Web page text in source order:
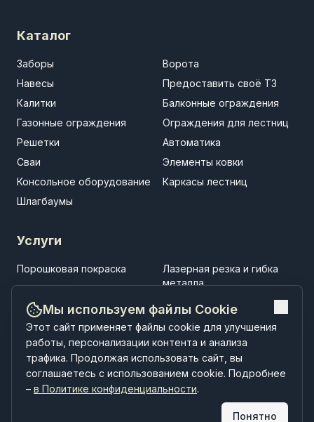
Каталог
Заборы
Ворота
Навесы
Предоставить своё ТЗ
Калитки
Балконные ограждения
Газонные ограждения
Ограждения для лестниц
Решетки
Автоматика
Сваи
Элементы ковки
Консольное оборудование
Каркасы лестниц
Шлагбаумы
Услуги
Порошковая покраска
Лазерная резка и гибка
металла
Установка заборов
Установка ворот
Установка навесов
Строительство
малоэтажных зданий
Мы используем файлы Cookie
Этот сайт применяет файлы cookie для улучшения
работы, персонализации контента и анализа
трафика. Продолжая использовать сайт, вы
соглашаетесь с использованием cookie. Подробнее
– в Политике конфиденциальности.
Понятно